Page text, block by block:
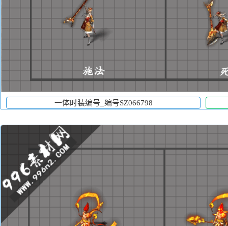
一体时装编号_编号SZ066798